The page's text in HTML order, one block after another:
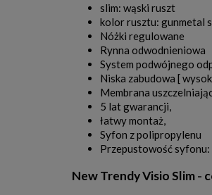
slim: wąski ruszt
kolor rusztu: gunmetal
Nóżki regulowane
Rynna odwodnieniowa
System podwójnego
Niska zabudowa [
Membrana
5 lat gwarancji,
łatwy montaż,
Syfon z polipropylenu
Przepustowość syfonu:
New Trendy Visio Slim -